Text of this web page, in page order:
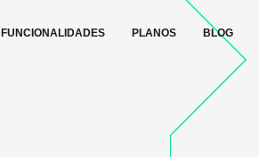
FUNCIONALIDADES PLANOS BLOG